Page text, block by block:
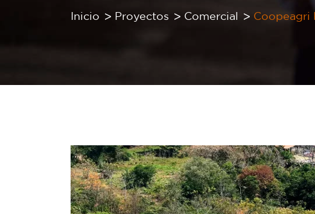
Inicio Proyectos Comercial Coopeagri